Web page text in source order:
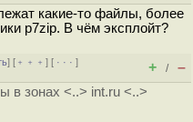
какие-то файлы, более
p7zip. В чём эксплойт?
] [ ﹢﹢﹢] [ · · ·]
+ / –
в зонах <..> int.ru <..>